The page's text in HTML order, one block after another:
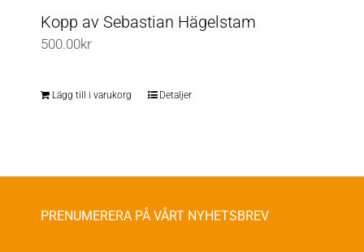
flera
på
Kopp av Sebastian Hägelstam
500.00kr
Lägg till i varukorg Detaljer
PRENUMERERA PÅ VÅRT NYHETSBREV